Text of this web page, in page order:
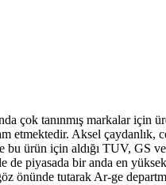
çok tanınmış markalar için
Aksel
ürün için aldığı TUV, GS
piyasada bir anda en
önünde tutarak Ar-ge